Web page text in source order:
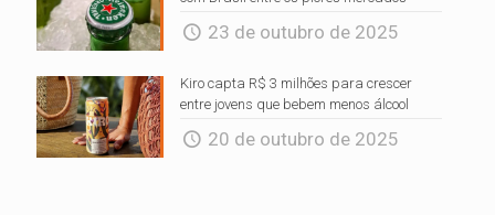
23 de outubro de 2025
Kiro capta R$ 3 milhões para crescer
entre jovens que bebem menos álcool
20 de outubro de 2025